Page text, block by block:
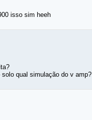
isso sim heeh
solo qual simulação do v amp?